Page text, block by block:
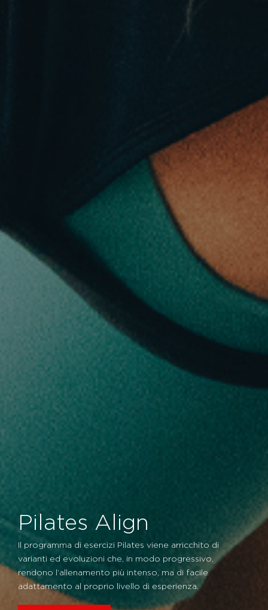
Pilates Align
Il programma di esercizi Pilates viene arricchito di
varianti ed evoluzioni che, in modo progressivo,
rendono l’allenamento più intenso, ma di facile
adattamento al proprio livello di esperienza.